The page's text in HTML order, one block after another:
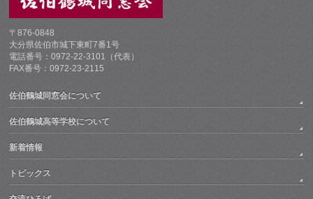
〒876-0848
大分県佐伯市城下東町7番1号
電話番号：0972-22-3101（代表）
FAX番号：0972-23-2115
佐伯鶴城同窓会について
佐伯鶴城高等学校について
新着情報
トピックス